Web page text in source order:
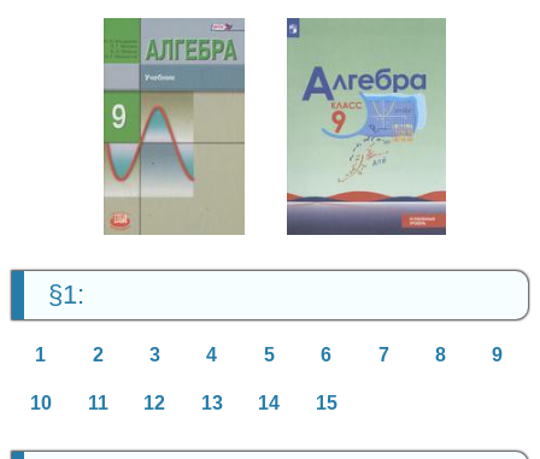
Алгебра
9 класс
Алгебра
9 класс
§1:
1 2 3 4 5 6 7 8 9
10 11 12 13 14 15